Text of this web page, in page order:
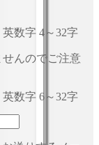
数字 4～32字
んのでご注意
数字 6～32字